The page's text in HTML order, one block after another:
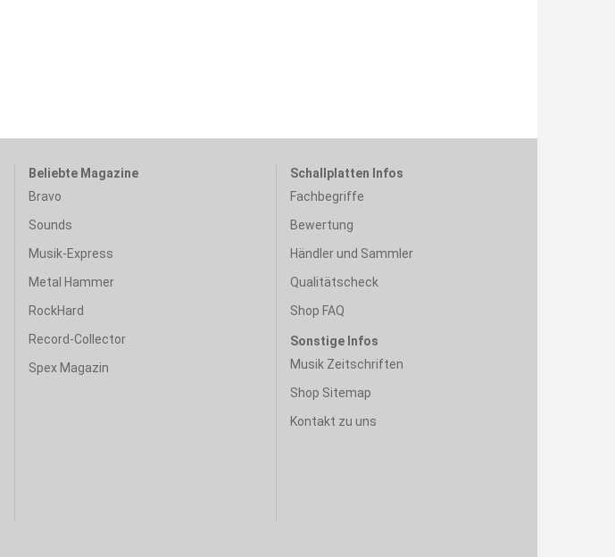
Beliebte Magazine
Bravo
Sounds
Musik-Express
Metal Hammer
RockHard
Record-Collector
Spex Magazin
Schallplatten Infos
Fachbegriffe
Bewertung
Händler und Sammler
Qualitätscheck
Shop FAQ
Sonstige Infos
Musik Zeitschriften
Shop Sitemap
Kontakt zu uns